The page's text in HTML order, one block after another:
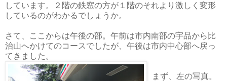
しています。２階の鉄窓の方が１階のそれより激しく変形
しているのがわかるでしょうか。
さて、ここからは午後の部。午前は市内南部の宇品から比
治山へかけてのコースでしたが、午後は市内中心部へ戻っ
てきました。
まず、左の写真。